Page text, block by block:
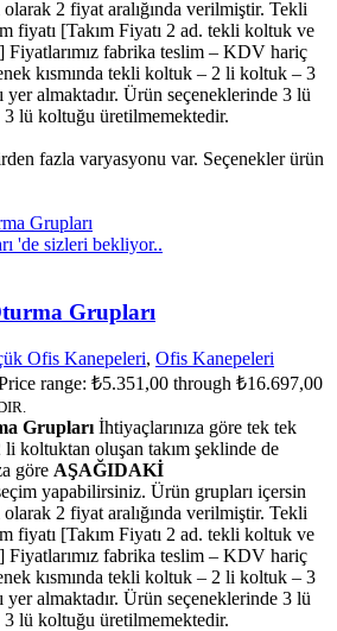
2 fiyat aralığında verilmiştir. Tekli
fiyatı [Takım Fiyatı 2 ad. tekli koltuk ve
Fiyatlarımız fabrika teslim – KDV hariç
kısmında tekli koltuk – 2 li koltuk – 3
yer almaktadır. Ürün seçeneklerinde 3 lü
lü koltuğu üretilmemektedir.
fazla varyasyonu var. Seçenekler ürün
Grupları
Ofis Kanepeleri, Ofis Kanepeleri
range: ₺5.351,00 through ₺16.697,00
Grupları İhtiyaçlarınıza göre tek tek
koltuktan oluşan takım şeklinde de
göre AŞAĞIDAKİ
yapabilirsiniz. Ürün grupları içersin
2 fiyat aralığında verilmiştir. Tekli
fiyatı [Takım Fiyatı 2 ad. tekli koltuk ve
Fiyatlarımız fabrika teslim – KDV hariç
kısmında tekli koltuk – 2 li koltuk – 3
almaktadır. Ürün seçeneklerinde 3 lü
lü koltuğu üretilmemektedir.